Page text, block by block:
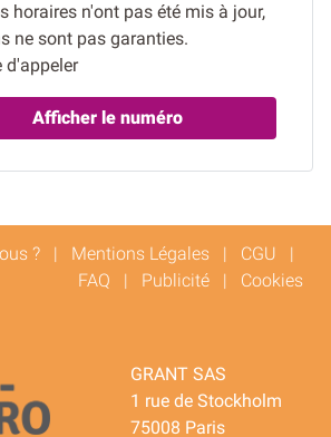
horaires n'ont pas été mis à jour,
ne sont pas garanties.
d'appeler
Afficher le numéro
? | Mentions Légales | CGU |
FAQ | Publicité | Cookies
GRANT SAS
1 rue de Stockholm
75008 Paris